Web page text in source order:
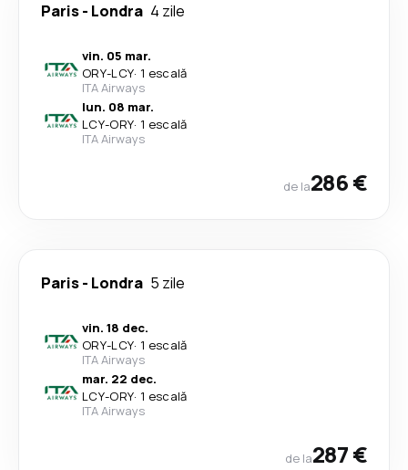
Paris- Londra 4 zile
vin. 05 mar.
ORY-LCY· 1 escală
ITA Airways
lun. 08 mar.
LCY-ORY· 1 escală
ITA Airways
de la286 €
Paris- Londra 5 zile
vin. 18 dec.
ORY-LCY· 1 escală
ITA Airways
mar. 22 dec.
LCY-ORY· 1 escală
ITA Airways
de la287 €